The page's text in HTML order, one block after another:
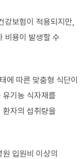
강보험이 적용되지만,
비용이 발생할 수
에 따른 맞춤형 식단이
기농 식자재를
자의 섭취량을
입원비 이상의